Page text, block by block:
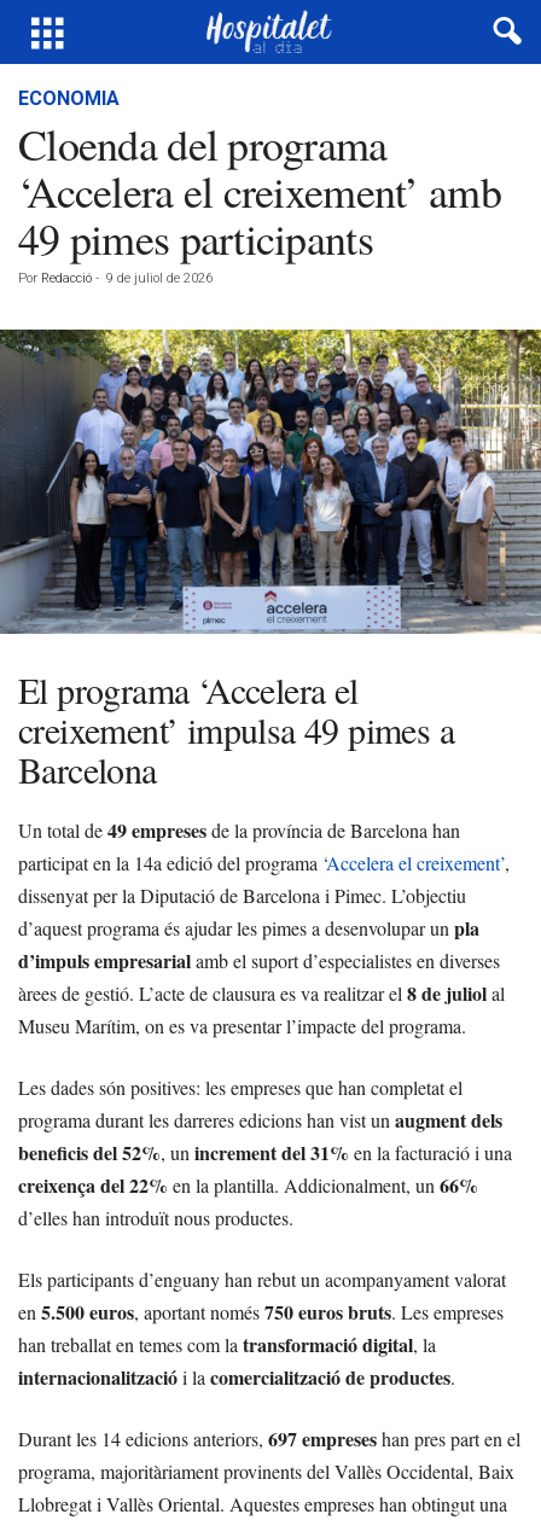
ECONOMIA
Cloenda del programa
‘Accelera el creixement’ amb
49 pimes participants
Por Redacció - 9 de juliol de 2026
El programa ‘Accelera el
creixement’ impulsa 49 pimes a
Barcelona
Un total de49 empresesde la província de Barcelona han
participat en la 14a edició del programa ‘Accelera el creixement’,
dissenyat per la Diputació de Barcelona i Pimec. L’objectiu
d’aquest programa és ajudar les pimes a desenvolupar un pla
d’impuls empresarialamb el suport d’especialistes en diverses
àrees de gestió. L’acte de clausura es va realitzar el 8 de juliolal
Museu Marítim, on es va presentar l’impacte del programa.
Les dades són positives: les empreses que han completat el
programa durant les darreres edicions han vist un augment dels
beneficis del 52%, un increment del 31% en la facturació i una
creixença del 22% en la plantilla. Addicionalment, un 66%
d’elles han introduït nous productes.
Els participants d’enguany han rebut un acompanyament valorat
en 5.500 euros, aportant només750 euros bruts. Les empreses
han treballat en temes com la transformació digital, la
internacionalitzaciói la comercialització de productes.
Durant les 14 edicions anteriors, 697 empreseshan pres part en el
programa, majoritàriament provinents del Vallès Occidental, Baix
Llobregat i Vallès Oriental. Aquestes empreses han obtingut una